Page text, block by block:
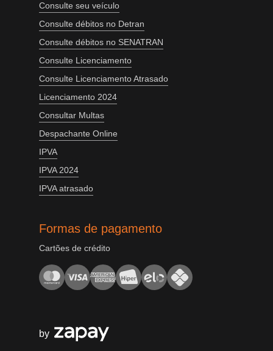
Consulte seu veículo
Consulte débitos no Detran
Consulte débitos no SENATRAN
Consulte Licenciamento
Consulte Licenciamento Atrasado
Licenciamento 2024
Consultar Multas
Despachante Online
IPVA
IPVA 2024
IPVA atrasado
Formas de pagamento
Cartões de crédito
by